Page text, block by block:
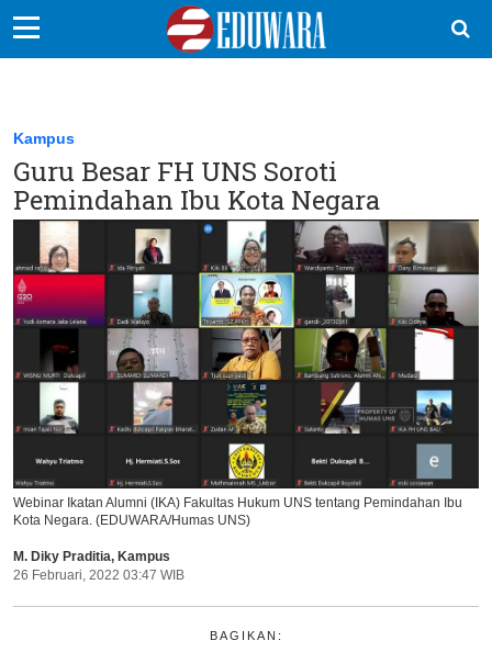
Sekolah Kita
Vokasi
Kampus
Idea
Sains
Ikuti Kami di:
Kampus
Guru Besar FH UNS Soroti
Pemindahan Ibu Kota Negara
Webinar Ikatan Alumni (IKA) Fakultas Hukum UNS tentang Pemindahan Ibu
Kota Negara. (EDUWARA/Humas UNS)
M. Diky Praditia, Kampus
26 Februari, 2022 03:47 WIB
BAGIKAN: